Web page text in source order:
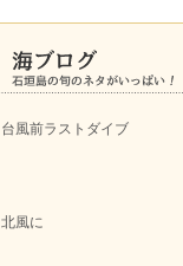
台風前ラストダイブ
北風に